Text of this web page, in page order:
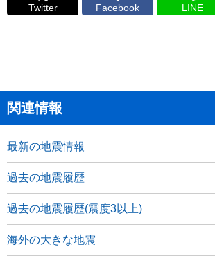
Twitter Facebook LINE
関連情報
最新の地震情報
過去の地震履歴
過去の地震履歴(震度3以上)
海外の大きな地震